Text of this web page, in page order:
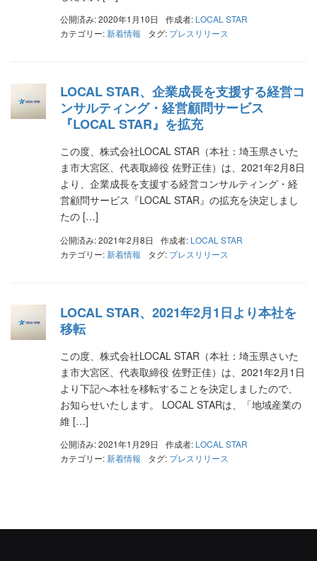
公開済み: 2020年1月10日 作成者: LOCAL STAR
カテゴリー:新着情報 タグ: プレスリリース
LOCAL STAR、企業成長を支援する経営コ
ンサルティング・経営顧問サービス
『LOCAL STAR』を拡充
この度、株式会社LOCAL STAR（本社：埼玉県さいた
ま市大宮区、代表取締役 佐野正佳）は、2021年2月8日
より、企業成長を支援する経営コンサルティング・経
営顧問サービス『LOCAL STAR』の拡充を決定しまし
たの […]
公開済み: 2021年2月8日 作成者: LOCAL STAR
カテゴリー:新着情報 タグ: プレスリリース
LOCAL STAR、2021年2月1日より本社を
移転
この度、株式会社LOCAL STAR（本社：埼玉県さいた
ま市大宮区、代表取締役 佐野正佳）は、2021年2月1日
より下記へ本社を移転することを決定しましたので、
お知らせいたします。 LOCAL STARは、「地域産業の
維 […]
公開済み: 2021年1月29日 作成者: LOCAL STAR
カテゴリー:新着情報 タグ: プレスリリース